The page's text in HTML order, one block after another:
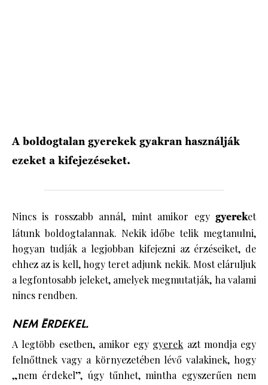
A boldogtalan gyerekek gyakran használják
ezeket a kifejezéseket.
Nincs is rosszabb annál, mint amikor egy gyereket
látunk boldogtalannak. Nekik időbe telik megtanulni,
hogyan tudják a legjobban kifejezni az érzéseiket, de
ehhez az is kell, hogy teret adjunk nekik. Most eláruljuk
a legfontosabb jeleket, amelyek megmutatják, ha valami
nincs rendben.
NEM ÉRDEKEL.
A legtöbb esetben, amikor egy gyerek azt mondja egy
felnőttnek vagy a környezetében lévő valakinek, hogy
„nem érdekel”, úgy tűnhet, mintha egyszerűen nem